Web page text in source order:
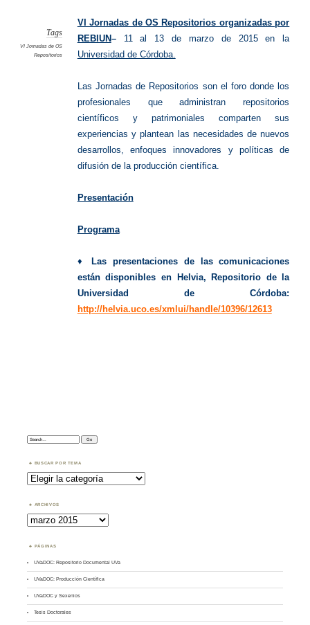
Tags
VI Jornadas de OS
Repositorios
VI Jornadas de OS Repositorios organizadas por
REBIUN– 11 al 13 de marzo de 2015 en la
Universidad de Córdoba.
Las Jornadas de Repositorios son el foro donde los
profesionales que administran repositorios
científicos y patrimoniales comparten sus
experiencias y plantean las necesidades de nuevos
desarrollos, enfoques innovadores y políticas de
difusión de la producción científica.
Presentación
Programa
♦
Las presentaciones de las comunicaciones
están disponibles en Helvia,
Repositorio de la
Universidad de Córdoba:
http://helvia.uco.es/xmlui/handle/10396/12613
Search:
BUSCAR POR TEMA
Buscar
por
Tema
ARCHIVOS
Archivos
PÁGINAS
UVaDOC: Repositorio Documental UVa
UVaDOC: Producción Científica
UVaDOC y Sexenios
Tesis Doctorales